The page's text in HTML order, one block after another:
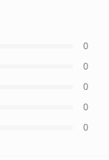
0
0
0
0
0